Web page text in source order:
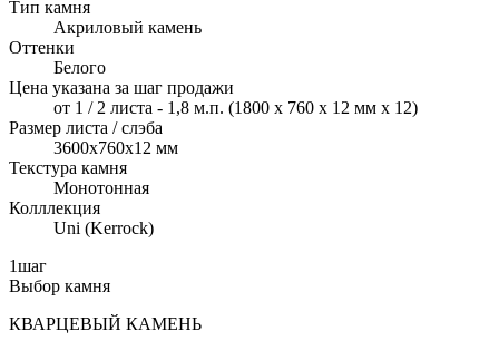
Тип камня
Акриловый камень
Оттенки
Белого
Цена указана за шаг продажи
от 1 / 2 листа - 1,8 м.п. (1800 х 760 х 12 мм х 12)
Размер листа / слэба
3600x760x12 мм
Текстура камня
Монотонная
Колллекция
Uni (Kerrock)
1шаг
Выбор камня
КВАРЦЕВЫЙ КАМЕНЬ